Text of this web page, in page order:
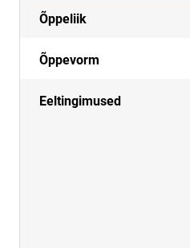
Õppeliik
Õppevorm
Eeltingimused